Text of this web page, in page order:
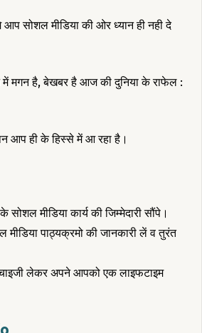
आप सोशल मीडिया की ओर ध्यान ही नही दे
में मगन है, बेखबर है आज की दुनिया के राफेल :
आप ही के हिस्से में आ रहा है।
मीडिया कार्य की जिम्मेदारी सौंपे।
पाठ्यक्रमो की जानकारी लें व तुरंत
लेकर अपने आपको एक लाइफटाइम